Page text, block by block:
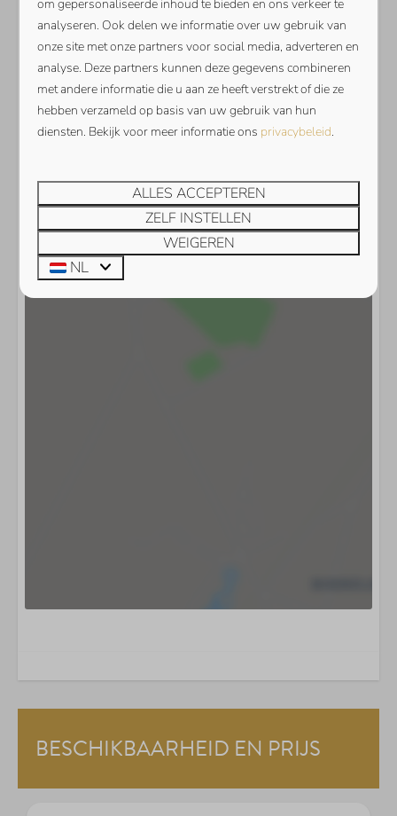
Toon kaart
BESCHIKBAARHEID EN PRIJS
om gepersonaliseerde inhoud te bieden en ons verkeer te
analyseren. Ook delen we informatie over uw gebruik van
onze site met onze partners voor social media, adverteren en
analyse. Deze partners kunnen deze gegevens combineren
met andere informatie die u aan ze heeft verstrekt of die ze
hebben verzameld op basis van uw gebruik van hun
diensten. Bekijk voor meer informatie ons privacybeleid.
ALLES ACCEPTEREN
ZELF INSTELLEN
WEIGEREN
NL